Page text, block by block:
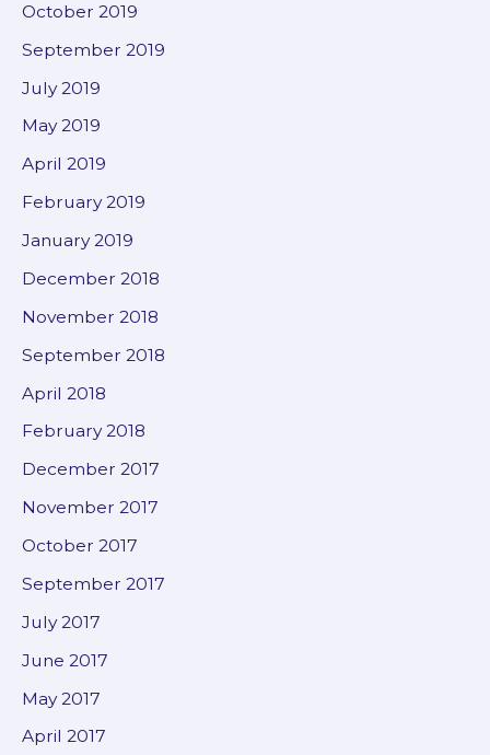
October 2019
September 2019
July 2019
May 2019
April 2019
February 2019
January 2019
December 2018
November 2018
September 2018
April 2018
February 2018
December 2017
November 2017
October 2017
September 2017
July 2017
June 2017
May 2017
April 2017